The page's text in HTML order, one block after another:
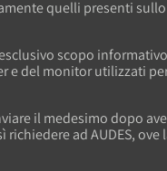
quelli presenti
scopo
del monitor utilizzati per
il medesimo dopo
ad AUDES,